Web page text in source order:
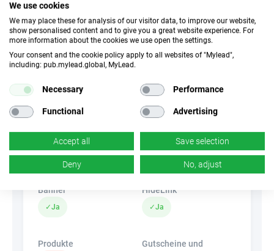
||Geräte||
Mobile Geräte
Desktop Tablet
Unerlaubter
2195.73 EUR
k.A.
✓Ja
Banner
✓Ja
HideLink
✓Ja
Produkte
Gutscheine und
We use cookies
We may place these for analysis of our visitor data, to improve our website,
show personalised content and to give you a great website experience. For
more information about the cookies we use open the settings.
Your consent and the cookie policy apply to all websites of "Mylead",
including: pub.mylead.global, MyLead.
Necessary Performance
Functional Advertising
Accept all Save selection
Deny No, adjust